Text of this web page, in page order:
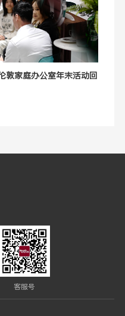
家庭办公室年末活动回
客服号